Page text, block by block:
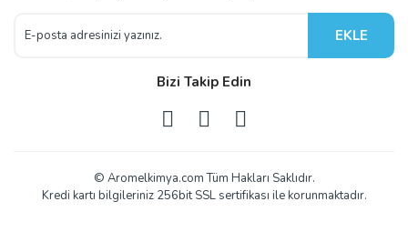
EKLE
Bizi Takip Edin
© Aromelkimya.com Tüm Hakları Saklıdır.
Kredi kartı bilgileriniz 256bit SSL sertifikası ile korunmaktadır.